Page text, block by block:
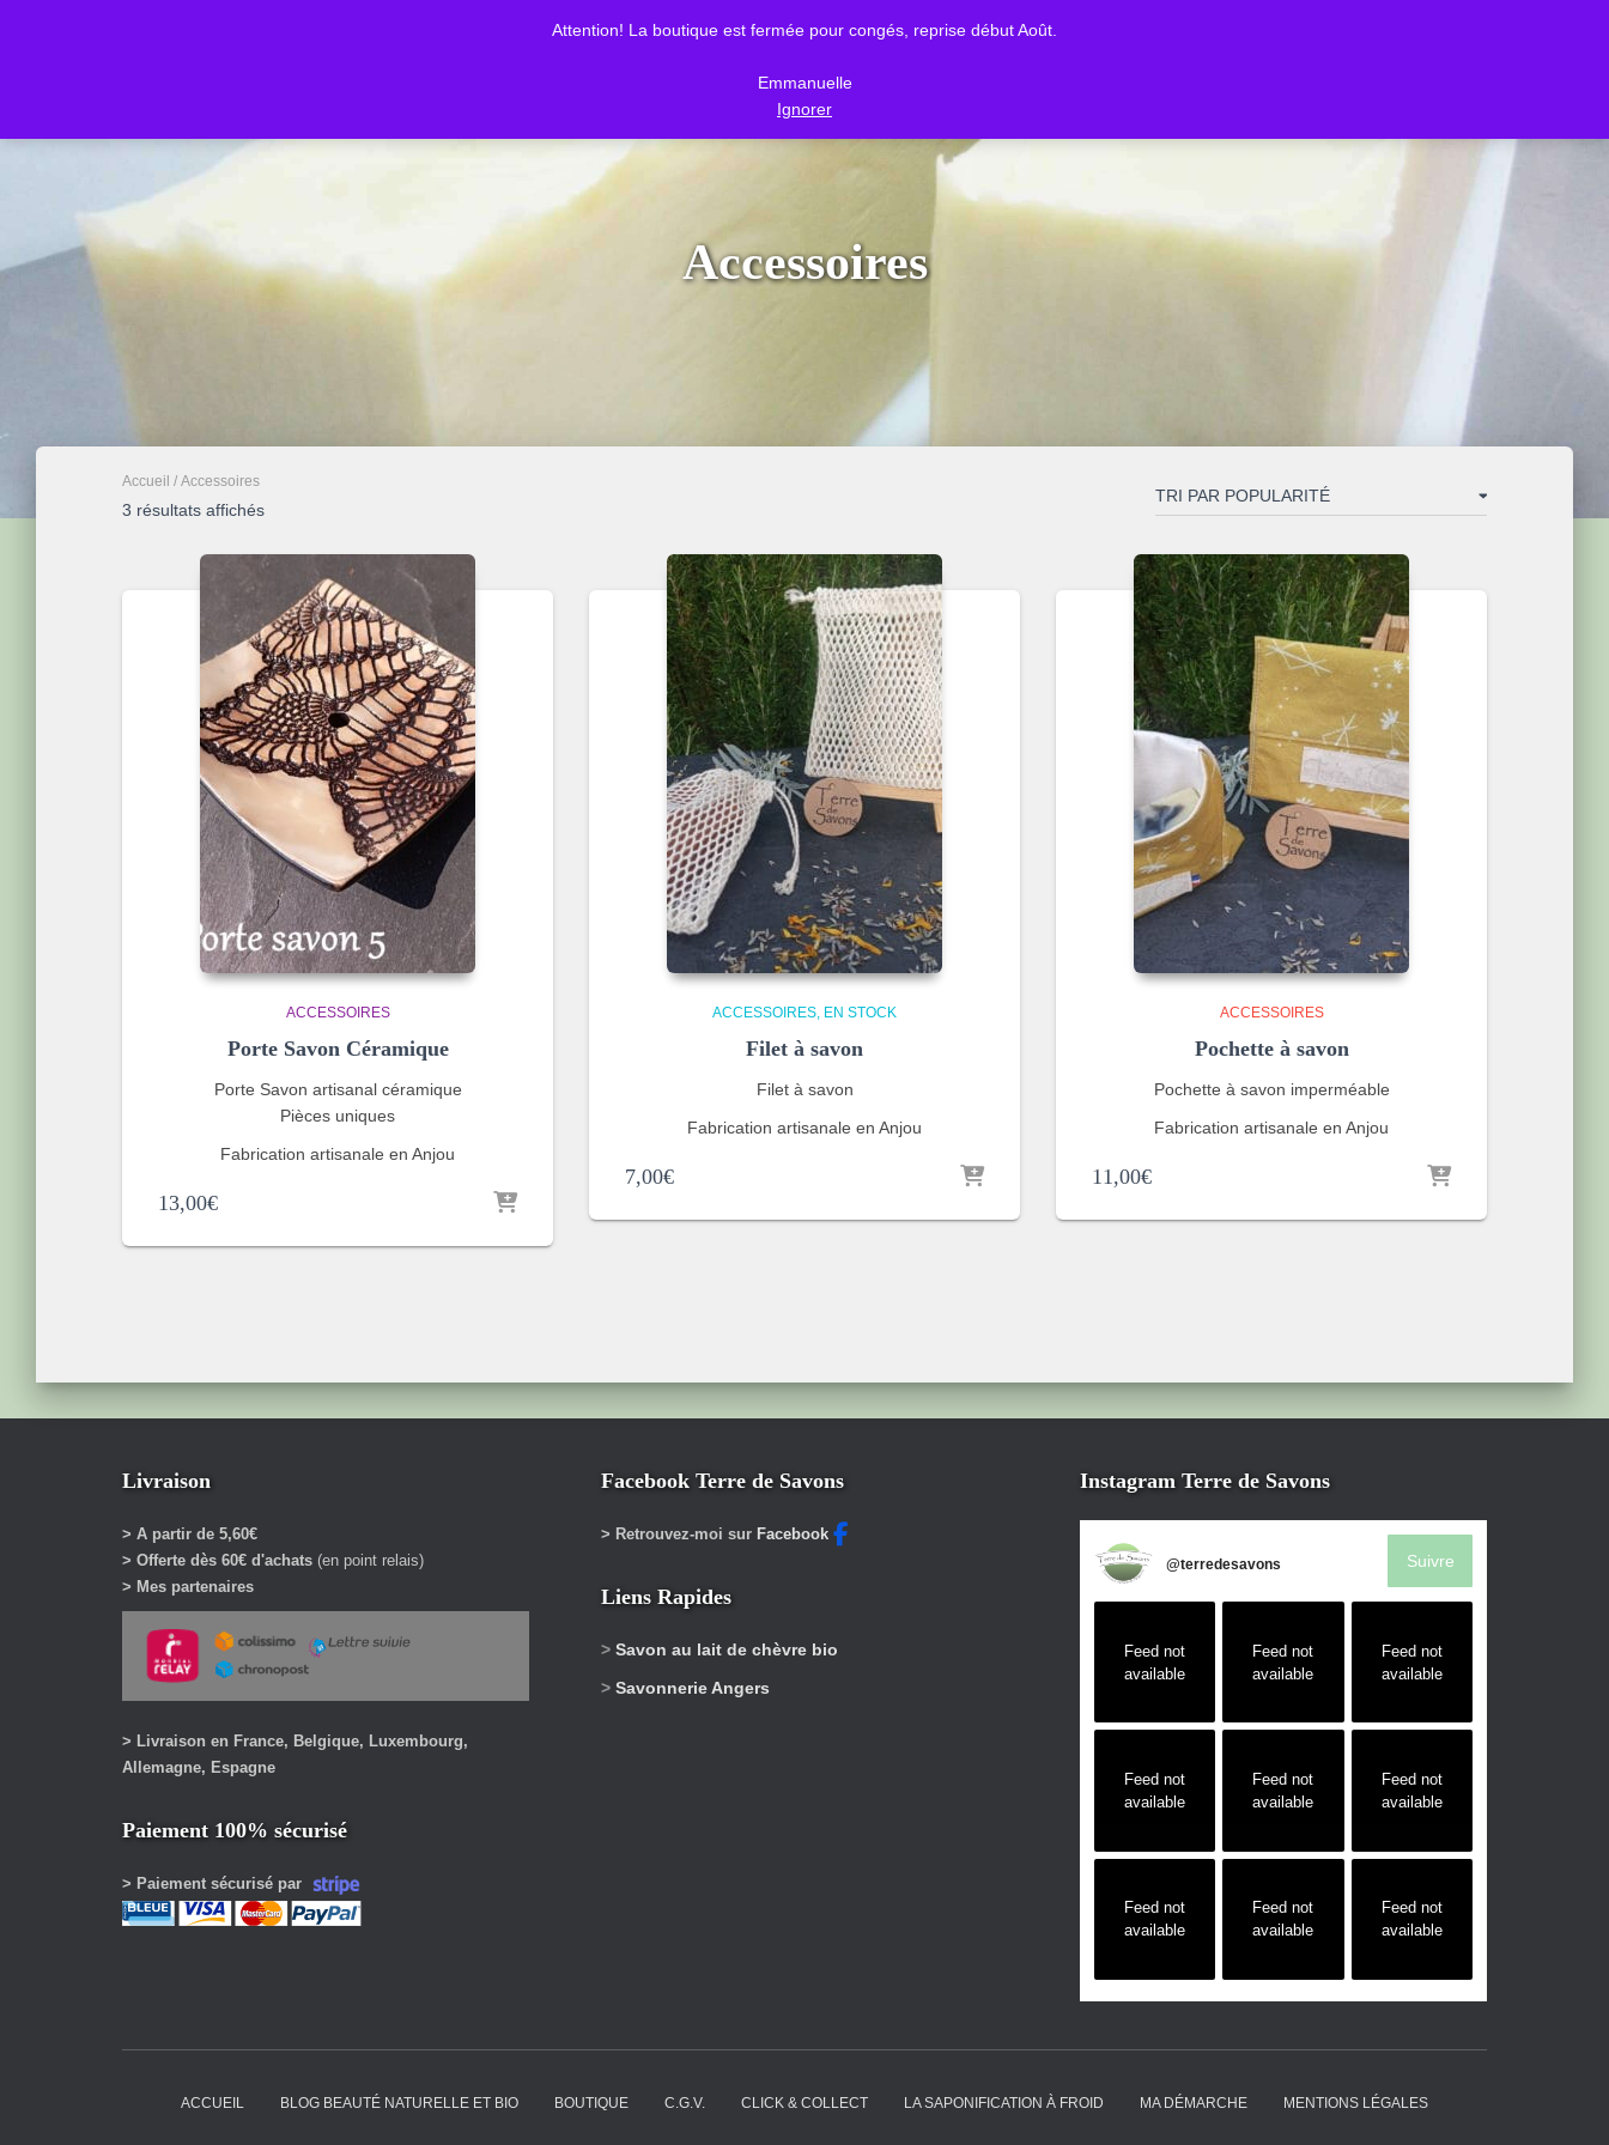
BOUTIQUE
Accessoires
Accueil / Accessoires
3 résultats affichésTrié
popularité
ACCESSOIRES
Porte Savon Céramique
Porte Savon artisanal céramique
Pièces uniques
Fabrication artisanale en Anjou
13,00€
ACCESSOIRES EN STOCK
Filet à savon
Filet à savon
Fabrication artisanale en Anjou
7,00€
ACCESSOIRES
Pochette à savon
Pochette à savon imperméable
Fabrication artisanale en Anjou
11,00€
Livraison
> A partir de 5,60€
> Offerte dès 60€ d'achats (en point relais)
> Mes partenaires
> Livraison en France, Belgique, Luxembourg,
Allemagne, Espagne
Paiement 100% sécurisé
> Paiement sécurisé par
Facebook Terre de Savons
> Retrouvez-moi sur Facebook
Liens Rapides
> Savon au lait de chèvre bio
> Savonnerie Angers
Instagram Terre de Savons
@terredesavons Suivre
Feed not
available
Feed not
available
Feed not
available
Feed not
available
Feed not
available
Feed not
available
Feed not
available
Feed not
available
Feed not
available
ACCUEIL BLOG BEAUTÉ NATURELLE ET BIO BOUTIQUE C.G.V. CLICK & COLLECT LA SAPONIFICATION À FROID MA DÉMARCHE MENTIONS LÉGALES
Attention! La boutique est fermée pour congés, reprise début Août.
Emmanuelle
Ignorer